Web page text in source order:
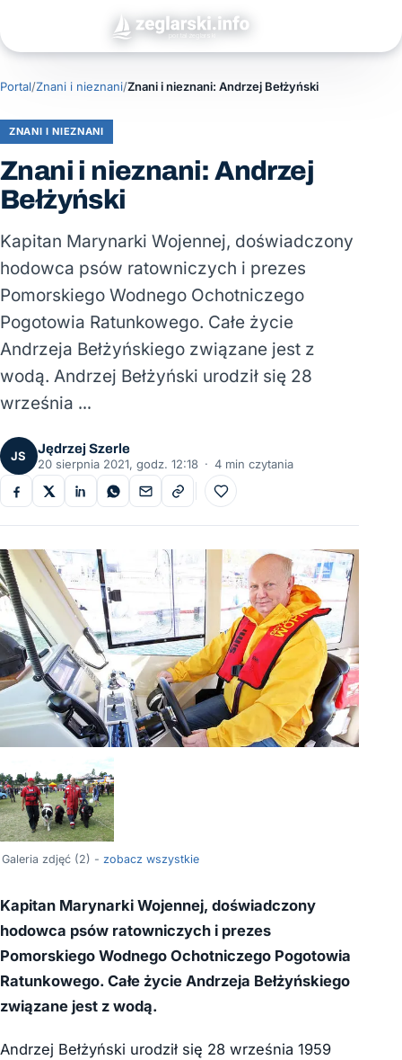
Portal/Znani i nieznani/Znani i nieznani: Andrzej Bełżyński
ZNANI I NIEZNANI
Znani i nieznani: Andrzej
Bełżyński
Kapitan Marynarki Wojennej, doświadczony
hodowca psów ratowniczych i prezes
Pomorskiego Wodnego Ochotniczego
Pogotowia Ratunkowego. Całe życie
Andrzeja Bełżyńskiego związane jest z
wodą. Andrzej Bełżyński urodził się 28
września …
JS
Jędrzej Szerle
20 sierpnia 2021, godz. 12:18 · 4 min czytania
Do ulubionych
Galeria zdjęć (2) - zobacz wszystkie
Kapitan Marynarki Wojennej, doświadczony
hodowca psów ratowniczych i prezes
Pomorskiego Wodnego Ochotniczego Pogotowia
Ratunkowego. Całe życie Andrzeja Bełżyńskiego
związane jest z wodą.
Andrzej Bełżyński urodził się 28 września 1959